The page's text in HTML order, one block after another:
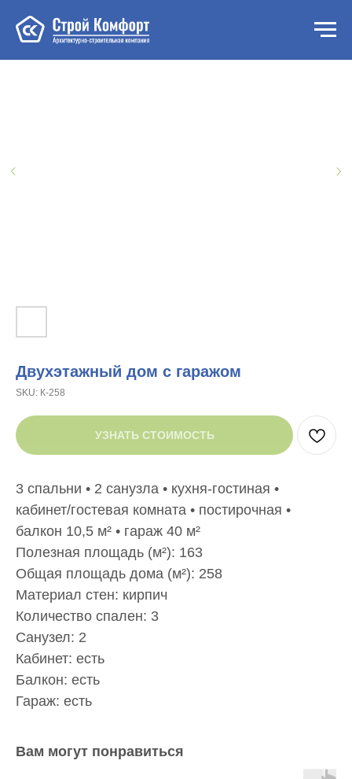
Двухэтажный дом с гаражом
SKU: К-258
УЗНАТЬ СТОИМОСТЬ
3 спальни • 2 санузла • кухня-гостиная •
кабинет/гостевая комната • постирочная •
балкон 10,5 м² • гараж 40 м²
Полезная площадь (м²): 163
Общая площадь дома (м²): 258
Материал стен: кирпич
Количество спален: 3
Санузел: 2
Кабинет: есть
Балкон: есть
Гараж: есть
Вам могут понравиться